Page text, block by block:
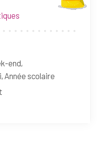
end
Année scolaire